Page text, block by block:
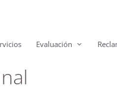
Evaluación